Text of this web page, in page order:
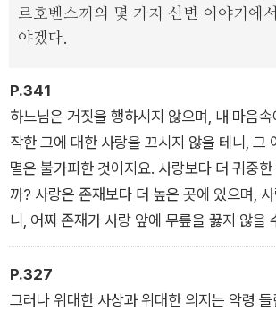
조직을 탈퇴하려 하자 나머지 조직원들과 함
내 연못에 던져 버린 사건이었다.
이 소식에 충격을 받은 도스또예프스끼는 이
『악령』을 구상하게 되었고, 본래 이 작품은
허무주의자들에 대항하기 위한 <정치 팸플
이었다. 작가 스스로 <경향적인 작품>으로
이 초기 구상 단계에선 정치적인 성격이 강
대대적인 수정 과정을 거치면서 시간을 뛰어
심리적인 깊이를 지닌 형이상학적 소설로 발
르호벤스끼의 몇 가지 신변 이야기에
야겠다.
P.341
하느님은 거짓을 행하시지 않으며, 내 마음속
작한 그에 대한 사랑을 끄시지 않을 테니, 그
멸은 불가피한 것이지요. 사랑보다 더 귀중한
까? 사랑은 존재보다 더 높은 곳에 있으며,
니, 어찌 존재가 사랑 앞에 무릎을 꿇지 않을
가 하느님을 사랑하고 내 사랑에 기쁨을 느
와 나의 기쁨을 소멸시키고 우리를 무로 만들
가능할까요? 만약 하느님이 존재한다면, 나
P.327
그러나 위대한 사상과 위대한 의지는 악령